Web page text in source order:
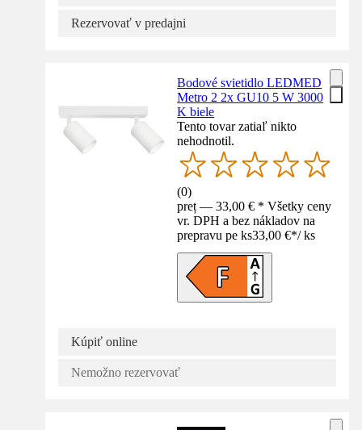
Rezervovať v predajni
Bodové svietidlo LEDMED
Metro 2 2x GU10 5 W 3000
K biele
Tento tovar zatiaľ nikto
nehodnotil.
(0)
preț — 33,00 € * Všetky ceny
vr. DPH a bez nákladov na
prepravu pe ks33,00 €*/ ks
Kúpiť online
Nemožno rezervovať